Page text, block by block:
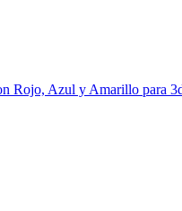
Rojo, Azul y Amarillo para